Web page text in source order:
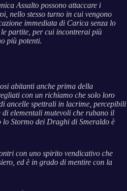
Assalto possono attaccare i
nello stesso turno in cui vengono
immediata di Carica senza lo
le partite, per cui incontrerai più
più potenti.
abitanti anche prima della
con un richiamo che solo loro
ancelle spettrali in lacrime, percepibili
elementali mutevoli che rubano il
lo Stormo dei Draghi di Smeraldo è
con uno spirito vendicativo che
ed è in grado di mentire con la